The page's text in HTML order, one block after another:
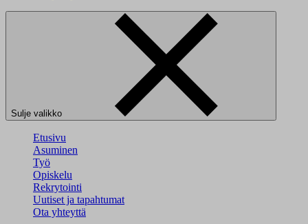
Sulje valikko
Etusivu
Asuminen
Työ
Opiskelu
Rekrytointi
Uutiset ja tapahtumat
Ota yhteyttä